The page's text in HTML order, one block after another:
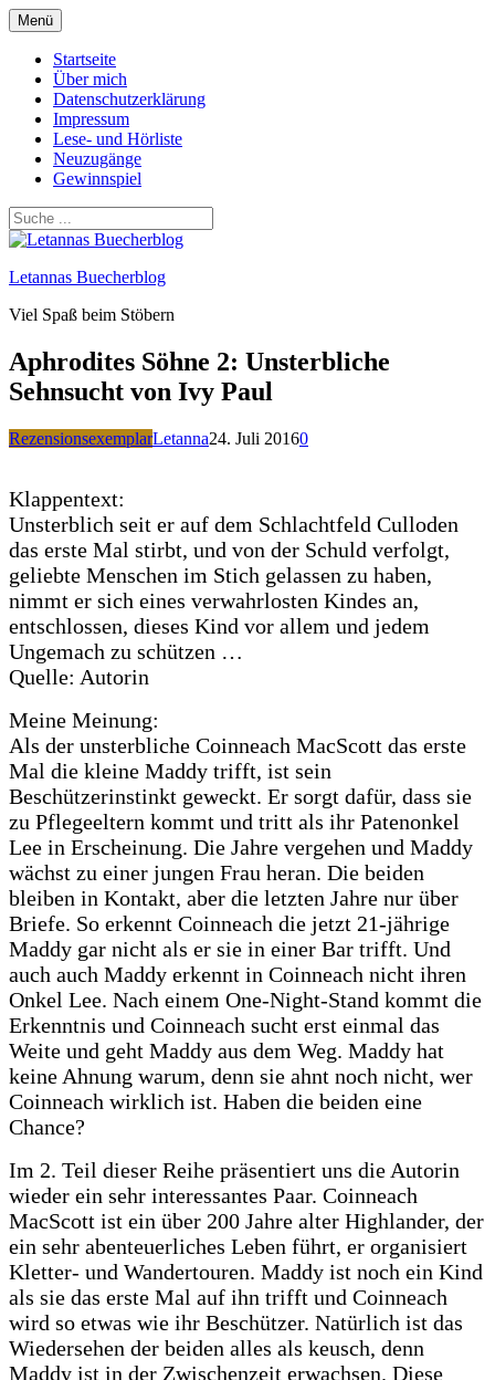
Zum
Inhalt
springen
Menü
Startseite
Über mich
Datenschutzerklärung
Impressum
Lese- und Hörliste
Neuzugänge
Gewinnspiel
Letannas Buecherblog
Viel Spaß beim Stöbern
Aphrodites Söhne 2: Unsterbliche
Sehnsucht von Ivy Paul
RezensionsexemplarLetanna24. Juli 20160
Klappentext:
Unsterblich seit er auf dem Schlachtfeld Culloden
das erste Mal stirbt, und von der Schuld verfolgt,
geliebte Menschen im Stich gelassen zu haben,
nimmt er sich eines verwahrlosten Kindes an,
entschlossen, dieses Kind vor allem und jedem
Ungemach zu schützen …
Quelle: Autorin
Meine Meinung:
Als der unsterbliche Coinneach MacScott das erste
Mal die kleine Maddy trifft, ist sein
Beschützerinstinkt geweckt. Er sorgt dafür, dass sie
zu Pflegeeltern kommt und tritt als ihr Patenonkel
Lee in Erscheinung. Die Jahre vergehen und Maddy
wächst zu einer jungen Frau heran. Die beiden
bleiben in Kontakt, aber die letzten Jahre nur über
Briefe. So erkennt Coinneach die jetzt 21-jährige
Maddy gar nicht als er sie in einer Bar trifft. Und
auch auch Maddy erkennt in Coinneach nicht ihren
Onkel Lee. Nach einem One-Night-Stand kommt die
Erkenntnis und Coinneach sucht erst einmal das
Weite und geht Maddy aus dem Weg. Maddy hat
keine Ahnung warum, denn sie ahnt noch nicht, wer
Coinneach wirklich ist. Haben die beiden eine
Chance?
Im 2. Teil dieser Reihe präsentiert uns die Autorin
wieder ein sehr interessantes Paar. Coinneach
MacScott ist ein über 200 Jahre alter Highlander, der
ein sehr abenteuerliches Leben führt, er organisiert
Kletter- und Wandertouren. Maddy ist noch ein Kind
als sie das erste Mal auf ihn trifft und Coinneach
wird so etwas wie ihr Beschützer. Natürlich ist das
Wiedersehen der beiden alles als keusch, denn
Maddy ist in der Zwischenzeit erwachsen. Diese